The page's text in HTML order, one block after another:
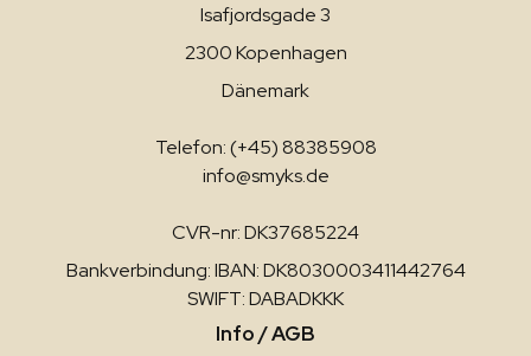
Isafjordsgade 3
2300 Kopenhagen
Dänemark
Telefon: (+45) 88385908
info@smyks.de
CVR-nr: DK37685224
Bankverbindung: IBAN: DK8030003411442764
SWIFT: DABADKKK
Info / AGB